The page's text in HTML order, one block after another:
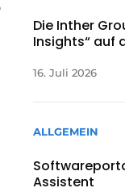
Die Inther
Insights“ auf
16. Juli 2026
ALLGEMEIN
Assistent